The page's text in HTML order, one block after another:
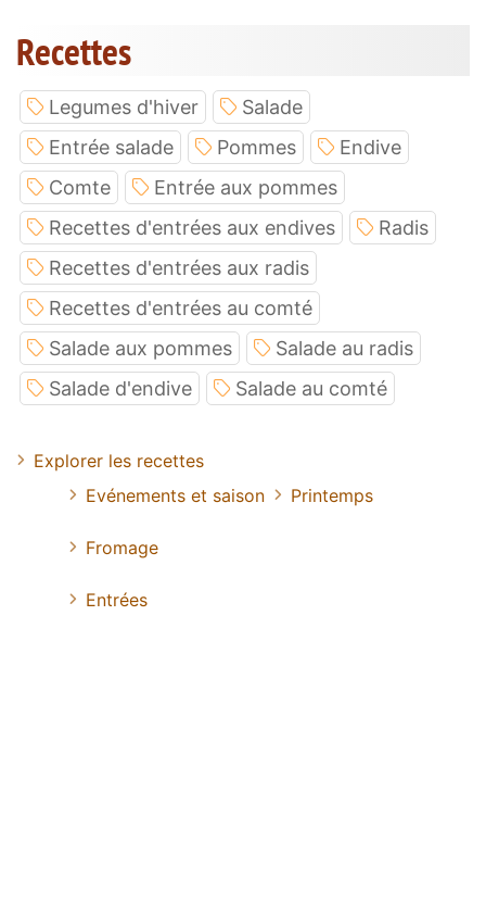
Recettes
Legumes d'hiver
Salade
Entrée salade
Pommes
Endive
Comte
Entrée aux pommes
Recettes d'entrées aux endives
Radis
Recettes d'entrées aux radis
Recettes d'entrées au comté
Salade aux pommes
Salade au radis
Salade d'endive
Salade au comté
Explorer les recettes
Evénements et saison
Printemps
Fromage
Entrées